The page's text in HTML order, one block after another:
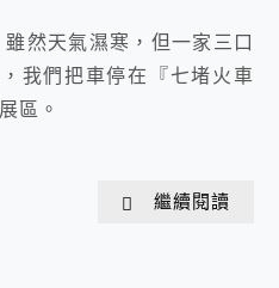
然天氣濕寒，但一家三口
我們把車停在『七堵火車
區。
繼續閱讀